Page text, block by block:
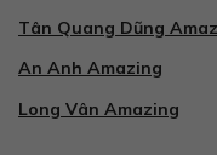
Tân Quang Dũng
An Anh Amazing
Long Vân Amazing